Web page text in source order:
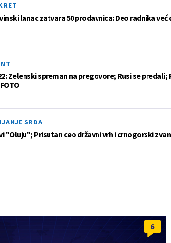
lanac zatvara 50 prodavnica: Deo radnika
Zelenski spreman na pregovore; Rusi se
SRBA
"Oluju"; Prisutan ceo državni vrh i crnogorski
6